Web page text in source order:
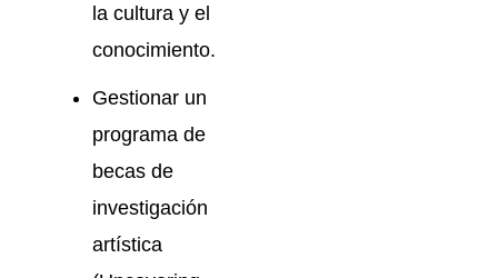
la cultura y el
conocimiento.
Gestionar un
programa de
becas de
investigación
artística